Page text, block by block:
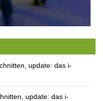
Eine historische Sitzung: die 6. Sitzung des Berger Gemeinderates
update: das i-
update: das i-